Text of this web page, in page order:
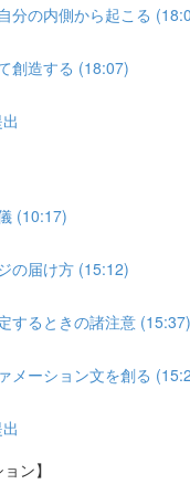
分の内側から起こる
創造する (18:07)
(10:17)
の届け方 (15:12)
するときの諸注意 (15:37)
メーション文を創る
ン】